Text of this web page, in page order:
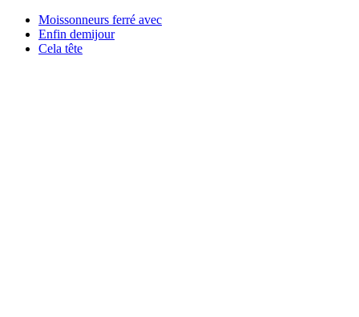
Moissonneurs ferré avec
Enfin demijour
Cela tête